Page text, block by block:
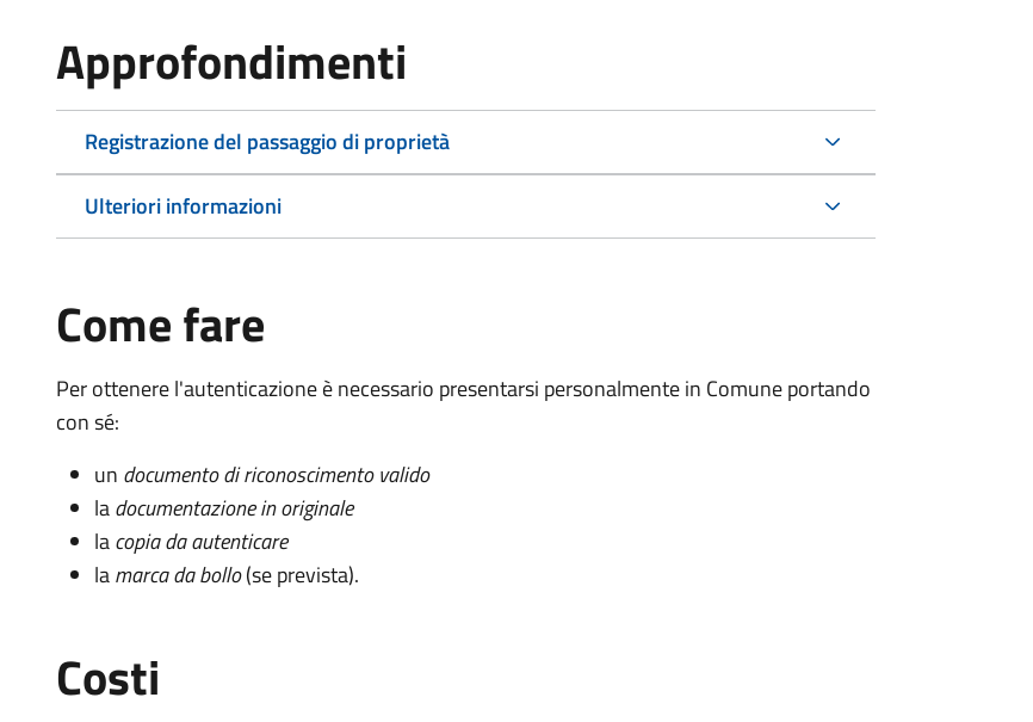
Approfondimenti
Registrazione del passaggio di proprietà
Ulteriori informazioni
Come fare
Per ottenere l'autenticazione è necessario presentarsi personalmente in Comune portando
con sé:
un documento di riconoscimento valido
ladocumentazione in originale
lacopia da autenticare
lamarca da bollo(se prevista).
Costi